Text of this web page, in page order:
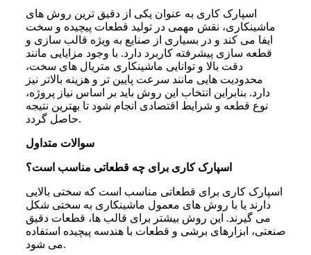
اسپارک کاری به عنوان یکی از دقیق ترین روش های
ماشینکاری، نقش مهمی در تولید قطعات پیچیده و سخت
ایفا می کند و در بسیاری از صنایع به ویژه قالب سازی و
قطعه سازی پیشرفته کاربرد دارد. با وجود مزایایی مانند
دقت بالا و توانایی ماشینکاری متریال های سخت،
محدودیت هایی مانند سرعت پایین تر و هزینه بالاتر نیز
دارد. بنابراین انتخاب این روش باید بر اساس نیاز پروژه،
نوع قطعه و شرایط اقتصادی انجام شود تا بهترین نتیجه
حاصل گردد.
سوالات متداول
اسپارک کاری برای چه قطعاتی مناسب است؟
اسپارک کاری برای قطعاتی مناسب است که سختی بالایی
دارند یا با روش های معمول ماشینکاری به سختی شکل
می گیرند. این روش بیشتر برای قالب ها، قطعات دقیق
صنعتی، ابزارهای برشی و قطعات با هندسه پیچیده استفاده
می شود.